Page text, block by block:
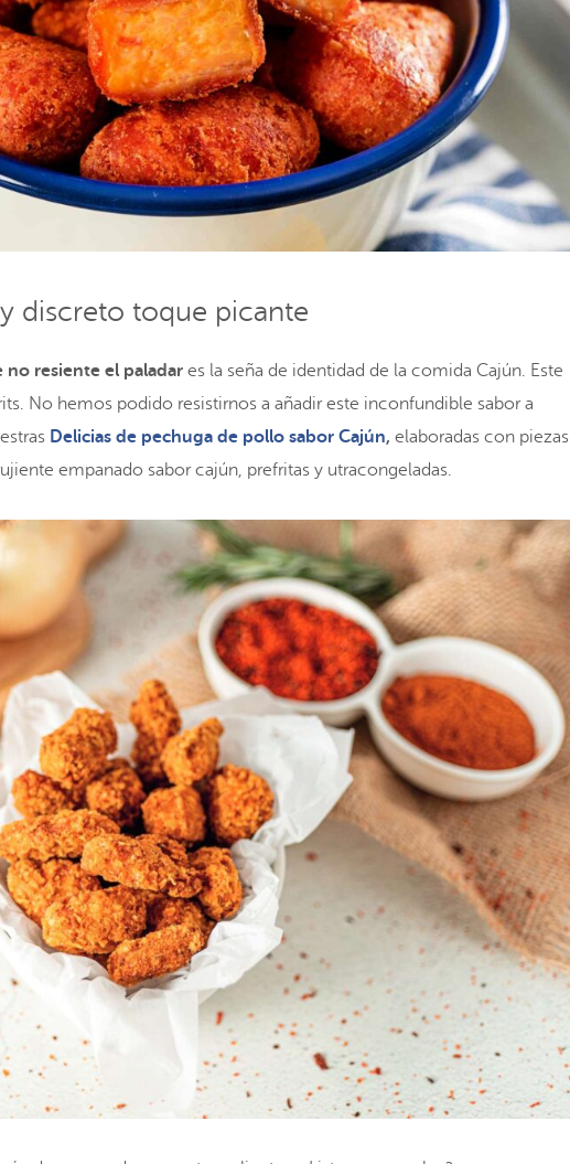
discreto toque picante
no resiente el paladar es la seña de identidad de la comida Cajún. Este
No hemos podido resistirnos a añadir este inconfundible sabor a
Delicias de pechuga de pollo sabor Cajún, elaboradas con piezas
empanado sabor cajún, prefritas y utracongeladas.